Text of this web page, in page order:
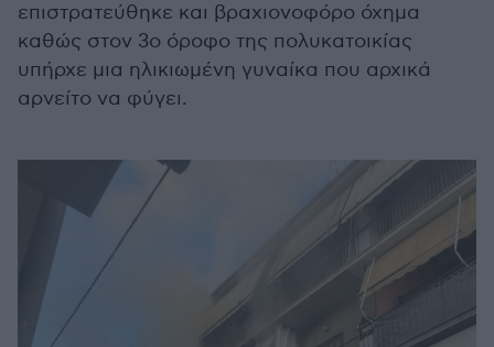
επιστρατεύθηκε και βραχιονοφόρο όχημα
καθώς στον 3ο όροφο της πολυκατοικίας
υπήρχε μια ηλικιωμένη γυναίκα που αρχικά
αρνείτο να φύγει.